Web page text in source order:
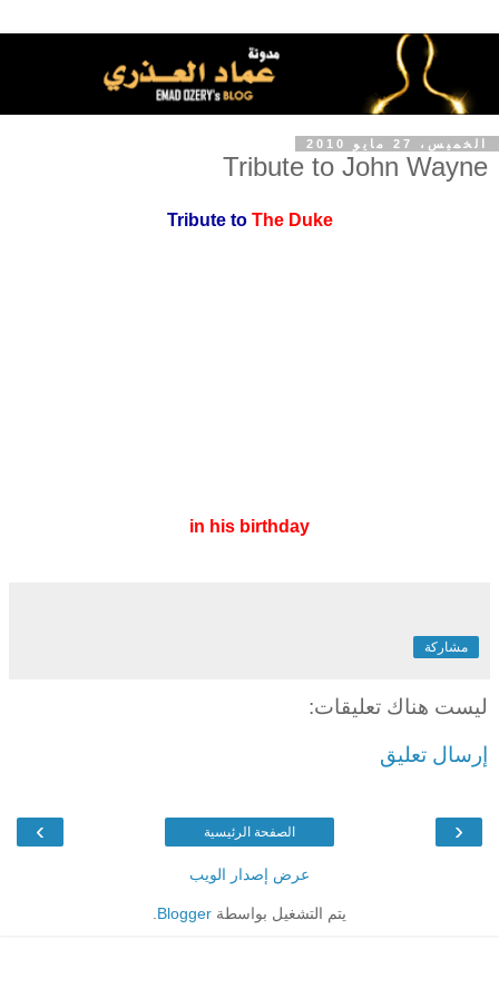
الخميس، 27 مايو 2010
Tribute to John Wayne
Tribute to The Duke
in his birthday
مشاركة
ليست هناك تعليقات:
إرسال تعليق
‹
› الصفحة الرئيسية
عرض إصدار الويب
يتم التشغيل بواسطة Blogger